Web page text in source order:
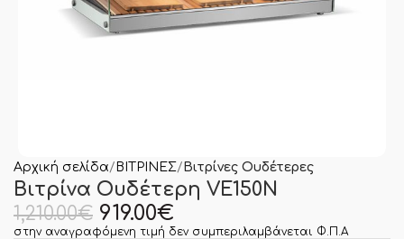
Αρχική σελίδα ΒΙΤΡΙΝΕΣ Βιτρίνες Ουδέτερες
Βιτρίνα Ουδέτερη VE150N
1,210.00€ 919.00€
στην αναγραφόμενη τιμή δεν συμπεριλαμβάνεται Φ.Π.Α